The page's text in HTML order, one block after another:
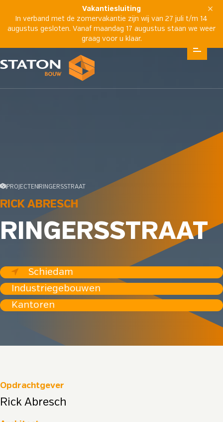
Vakantiesluiting
In verband met de zomervakantie zijn wij van 27 juli t/m 14
augustus gesloten. Vanaf maandag 17 augustus staan we weer
graag voor u klaar.
PROJECTEN RINGERSSTRAAT
RICK ABRESCH
RINGERSSTRAAT
Schiedam
Industriegebouwen
Kantoren
Opdrachtgever
Rick Abresch